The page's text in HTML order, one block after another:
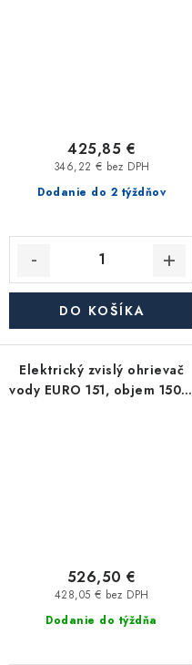
Dodanie do 2 týždňov
346,22 € bez DPH
425,85 €
DO KOŠÍKA
Elektrický zvislý ohrievač
vody EURO 151, objem 150 l,
Dodanie do týždňa
428,05 € bez DPH
526,50 €